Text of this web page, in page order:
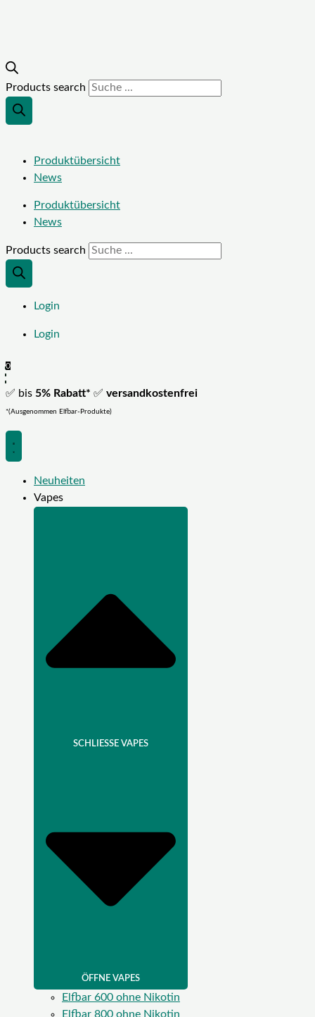
Products search
Produktübersicht
News
Produktübersicht
News
Products search
Login
Login
0
✅ bis 5% Rabatt* ✅ versandkostenfrei
*(Ausgenommen Elfbar-Produkte)
Neuheiten
Vapes
SCHLIESSE VAPES
ÖFFNE VAPES
Elfbar 600 ohne Nikotin
Elfbar 800 ohne Nikotin